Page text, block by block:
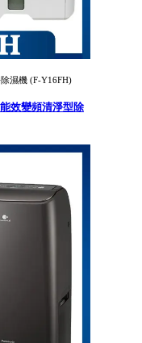
濕機 (F-Y16FH)
效變頻清淨型除